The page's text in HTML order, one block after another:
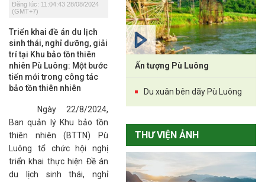
Đăng lúc: 11:04:43 28/08/2024
(GMT+7)
Triển khai đề án du lịch
sinh thái, nghỉ dưỡng, giải
trí tại Khu bảo tồn thiên
nhiên Pù Luông: Một bước
tiến mới trong công tác
bảo tồn thiên nhiên
Ngày 22/8/2024,
Ban quản lý Khu bảo tồn
thiên nhiên (BTTN) Pù
Luông tổ chức hội nghị
triển khai thực hiện Đề án
du lịch sinh thái, nghỉ
Ấn tượng Pù Luông
Du xuân bên dãy Pù Luông
THƯ VIỆN ẢNH